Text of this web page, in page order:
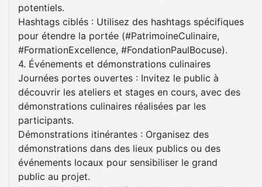
potentiels.
Hashtags ciblés : Utilisez des hashtags spécifiques
pour étendre la portée (#PatrimoineCulinaire,
#FormationExcellence, #FondationPaulBocuse).
4. Événements et démonstrations culinaires
Journées portes ouvertes : Invitez le public à
découvrir les ateliers et stages en cours, avec des
démonstrations culinaires réalisées par les
participants.
Démonstrations itinérantes : Organisez des
démonstrations dans des lieux publics ou des
événements locaux pour sensibiliser le grand
public au projet.